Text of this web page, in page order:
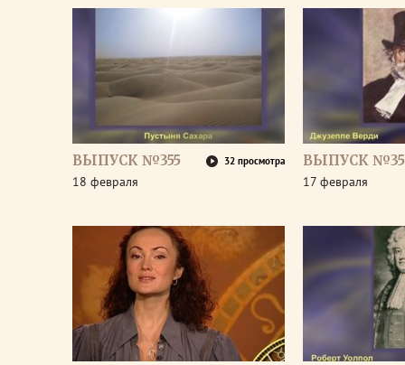
ВЫПУСК №355 32 просмотра
18 февраля
ВЫПУСК
17 февраля